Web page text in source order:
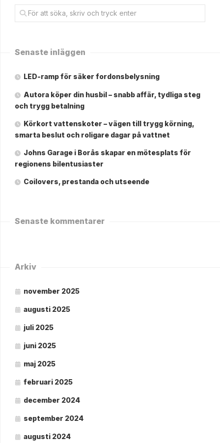
Senaste inläggen
LED-ramp för säker fordonsbelysning
Autora köper din husbil – snabb affär, tydliga steg
och trygg betalning
Körkort vattenskoter – vägen till trygg körning,
smarta beslut och roligare dagar på vattnet
Johns Garage i Borås skapar en mötesplats för
regionens bilentusiaster
Coilovers, prestanda och utseende
Senaste kommentarer
Arkiv
november 2025
augusti 2025
juli 2025
juni 2025
maj 2025
februari 2025
december 2024
september 2024
augusti 2024